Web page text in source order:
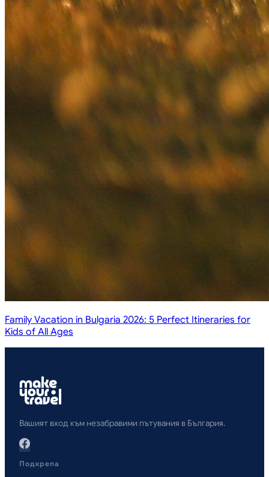
Family Vacation in Bulgaria 2026: 5 Perfect Itineraries for
Kids of All Ages
Вашият вход към незабравими пътувания в България.
Подкрепа